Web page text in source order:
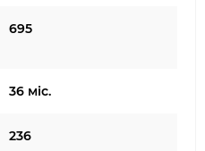
695
36 міс.
236